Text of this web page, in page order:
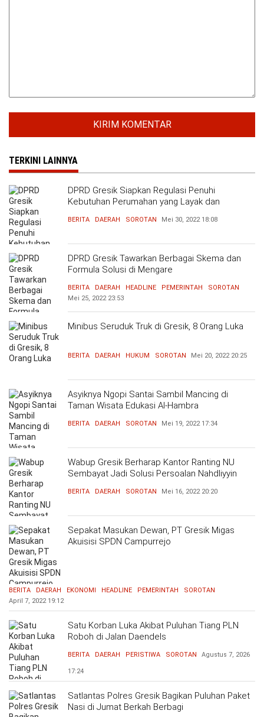
TERKINI LAINNYA
DPRD Gresik Siapkan Regulasi Penuhi
Kebutuhan Perumahan yang Layak dan
BERITA DAERAH SOROTAN Mei 30, 2022 18:08
DPRD Gresik Tawarkan Berbagai Skema dan
Formula Solusi di Mengare
BERITA DAERAH HEADLINE PEMERINTAH
SOROTAN
Mei 25, 2022 23:53
Minibus Seruduk Truk di Gresik, 8 Orang Luka
BERITA DAERAH HUKUM SOROTAN Mei 20, 2022 20:25
Asyiknya Ngopi Santai Sambil Mancing di
Taman Wisata Edukasi Al-Hambra
BERITA DAERAH SOROTAN Mei 19, 2022 17:34
Wabup Gresik Berharap Kantor Ranting NU
Sembayat Jadi Solusi Persoalan Nahdliyyin
BERITA DAERAH SOROTAN Mei 16, 2022 20:20
Sepakat Masukan Dewan, PT Gresik Migas
Akuisisi SPDN Campurrejo
BERITA DAERAH EKONOMI HEADLINE PEMERINTAH
SOROTAN
April 7, 2022 19:12
Satu Korban Luka Akibat Puluhan Tiang PLN
Roboh di Jalan Daendels
BERITA DAERAH PERISTIWA SOROTAN Agustus 7, 2026
17:24
Satlantas Polres Gresik Bagikan Puluhan Paket
Nasi di Jumat Berkah Berbagi